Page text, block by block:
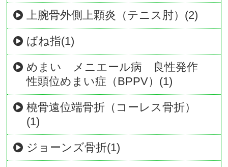
上腕骨外側上顆炎（テニス肘）(2)
ばね指(1)
めまい メニエール病 良性発作
性頭位めまい症（BPPV）(1)
橈骨遠位端骨折（コーレス骨折）
(1)
ジョーンズ骨折(1)